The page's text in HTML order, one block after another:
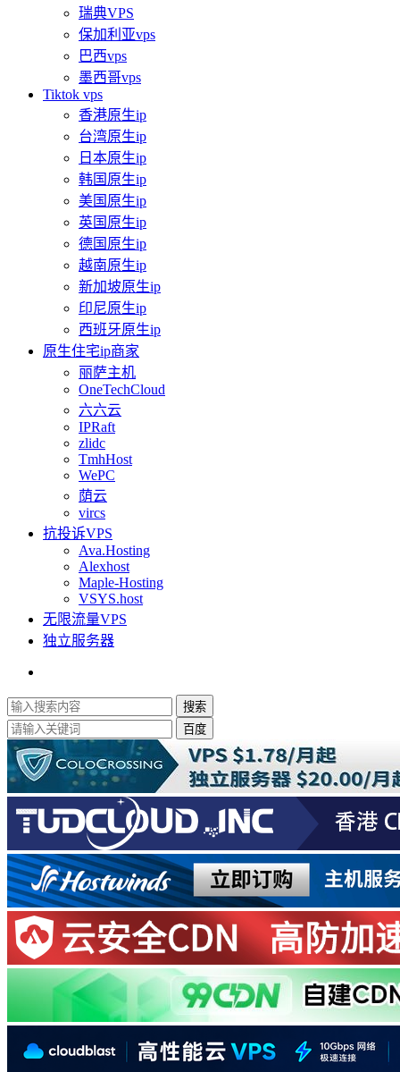
瑞典VPS
保加利亚vps
巴西vps
墨西哥vps
Tiktok vps
香港原生ip
台湾原生ip
日本原生ip
韩国原生ip
美国原生ip
英国原生ip
德国原生ip
越南原生ip
新加坡原生ip
印尼原生ip
西班牙原生ip
原生住宅ip商家
丽萨主机
OneTechCloud
六六云
IPRaft
zlidc
TmhHost
WePC
荫云
vircs
抗投诉VPS
Ava.Hosting
Alexhost
Maple-Hosting
VSYS.host
无限流量VPS
独立服务器